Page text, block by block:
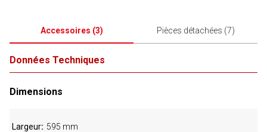
Accessoires (3) Pièces détachées (7)
Données Techniques
Dimensions
Largeur 595 mm